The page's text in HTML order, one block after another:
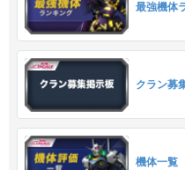
最強機体
クラン募
機体一覧